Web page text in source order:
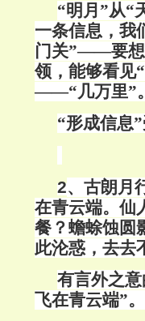
“明月”从“
一条信息，我
门关”——要想
领，能够看见
——“几万里”。
“形成信息
2、古朗月
在青云端。仙
餐？蟾蜍蚀圆
此沦惑，去去
有言外之
飞在青云端”。